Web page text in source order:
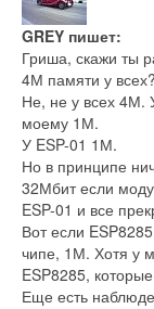
GREY пишет:
Гриша, скажи ты
4М памяти у
Не, не у всех 4М.
моему 1М.
У ESP-01 1М.
Но в принципе
32Мбит если
ESP-01 и все
Вот если
чипе, 1М. Хотя у
ESP8285,
Еще есть